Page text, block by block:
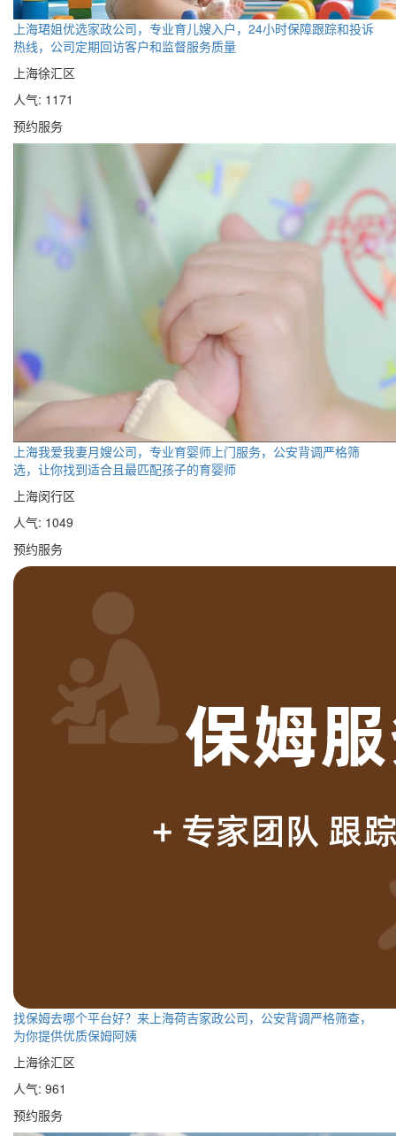
上海珺姐优选家政公司，专业育儿嫂入户，24小时保障跟踪和投诉
热线，公司定期回访客户和监督服务质量
上海徐汇区
人气: 1171
预约服务
上海我爱我妻月嫂公司，专业育婴师上门服务，公安背调严格筛
选，让你找到适合且最匹配孩子的育婴师
上海闵行区
人气: 1049
预约服务
找保姆去哪个平台好？来上海荷吉家政公司，公安背调严格筛查，
为你提供优质保姆阿姨
上海徐汇区
人气: 961
预约服务